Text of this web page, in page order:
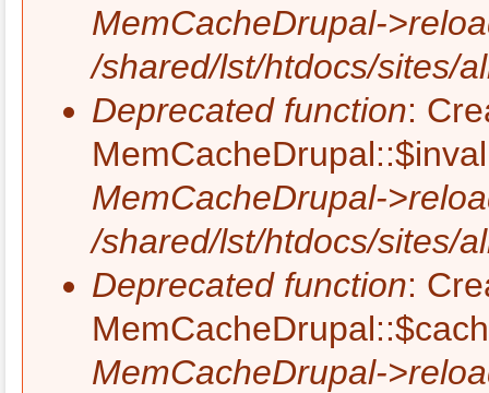
MemCacheDrupal-
/shared/lst/htdocs/sites/
Deprecated function:
MemCacheDrupal-
/shared/lst/htdocs/sites/
Deprecated function:
MemCacheDrupal-